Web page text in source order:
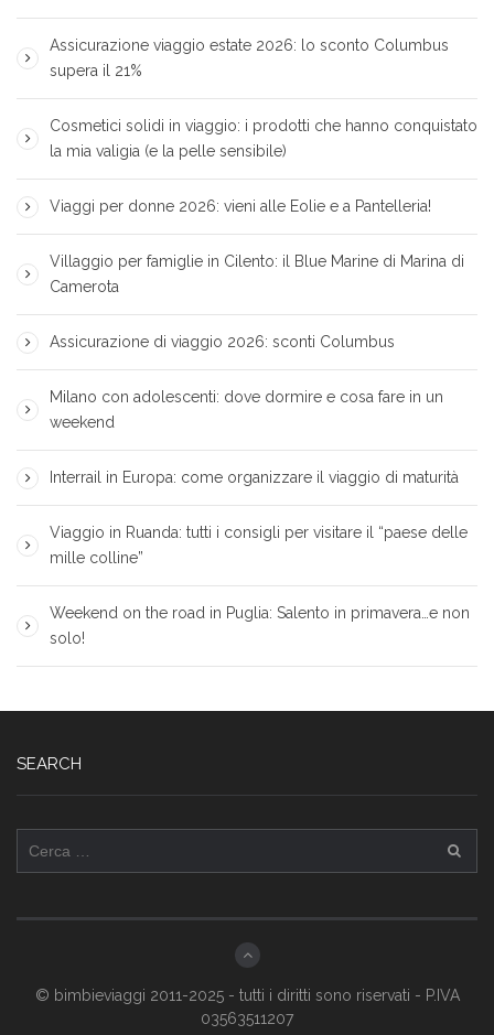
Assicurazione viaggio estate 2026: lo sconto Columbus
supera il 21%
Cosmetici solidi in viaggio: i prodotti che hanno conquistato
la mia valigia (e la pelle sensibile)
Viaggi per donne 2026: vieni alle Eolie e a Pantelleria!
Villaggio per famiglie in Cilento: il Blue Marine di Marina di
Camerota
Assicurazione di viaggio 2026: sconti Columbus
Milano con adolescenti: dove dormire e cosa fare in un
weekend
Interrail in Europa: come organizzare il viaggio di maturità
Viaggio in Ruanda: tutti i consigli per visitare il “paese delle
mille colline”
Weekend on the road in Puglia: Salento in primavera…e non
solo!
SEARCH
per:
© bimbieviaggi 2011-2025 - tutti i diritti sono riservati - P.IVA
03563511207